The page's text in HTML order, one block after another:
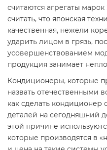
считаются агрегаты
считать, что японская
качественная, нежели
ударить лицом в грязь,
усовершенствованием
продукция занимает
Кондиционеры, которые
назвать отечественными
как сделать кондиционер
деталей на сегодняшний
этой причине
которые производятся в